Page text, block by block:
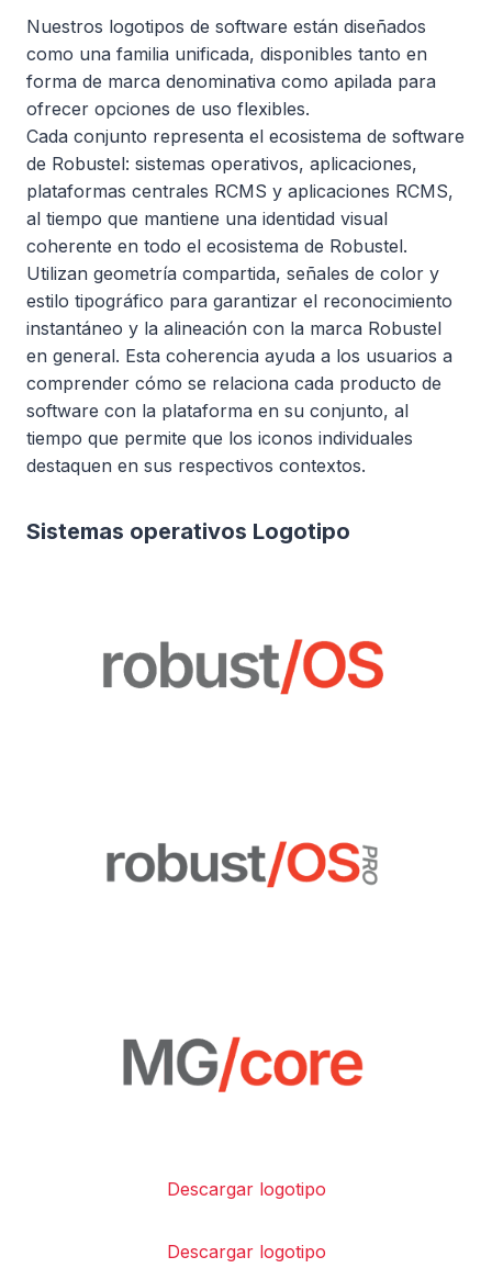
Nuestros logotipos de software están diseñados
como una familia unificada, disponibles tanto en
forma de marca denominativa como apilada para
ofrecer opciones de uso flexibles.
Cada conjunto representa el ecosistema de software
de Robustel: sistemas operativos, aplicaciones,
plataformas centrales RCMS y aplicaciones RCMS,
al tiempo que mantiene una identidad visual
coherente en todo el ecosistema de Robustel.
Utilizan geometría compartida, señales de color y
estilo tipográfico para garantizar el reconocimiento
instantáneo y la alineación con la marca Robustel
en general. Esta coherencia ayuda a los usuarios a
comprender cómo se relaciona cada producto de
software con la plataforma en su conjunto, al
tiempo que permite que los iconos individuales
destaquen en sus respectivos contextos.
Sistemas operativos Logotipo
Descargar logotipo
Descargar logotipo